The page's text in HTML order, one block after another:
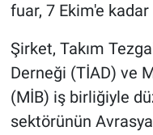
fuar, 7 Ekim'e
Şirket, Takım
Derneği (TİAD) ve
(MİB) iş birliğiyle
sektörünün